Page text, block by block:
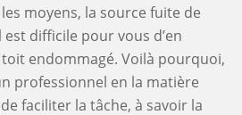
moyens, la source fuite de
difficile pour vous d’en
endommagé. Voilà pourquoi,
professionnel en la matière
faciliter la tâche, à savoir la